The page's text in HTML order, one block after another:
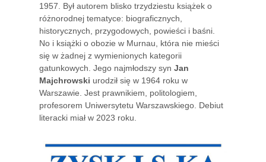
1957. Był autorem blisko trzydziestu książek o
różnorodnej tematyce: biograficznych,
historycznych, przygodowych, powieści i baśni.
No i książki o obozie w Murnau, która nie mieści
się w żadnej z wymienionych kategorii
gatunkowych. Jego najmłodszy syn Jan
Majchrowski urodził się w 1964 roku w
Warszawie. Jest prawnikiem, politologiem,
profesorem Uniwersytetu Warszawskiego. Debiut
literacki miał w 2023 roku.